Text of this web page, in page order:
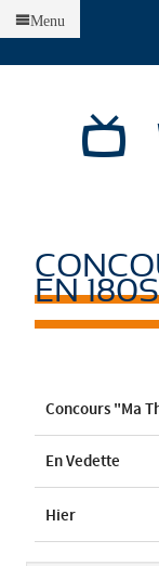
Menu
EN
Concours "Ma
En Vedette
Hier